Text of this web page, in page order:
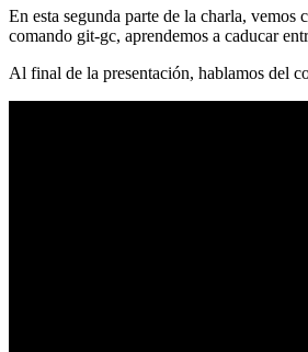
En esta segunda parte de la charla,
comando git-gc, aprendemos a caducar
Al final de la presentación, hablamos del